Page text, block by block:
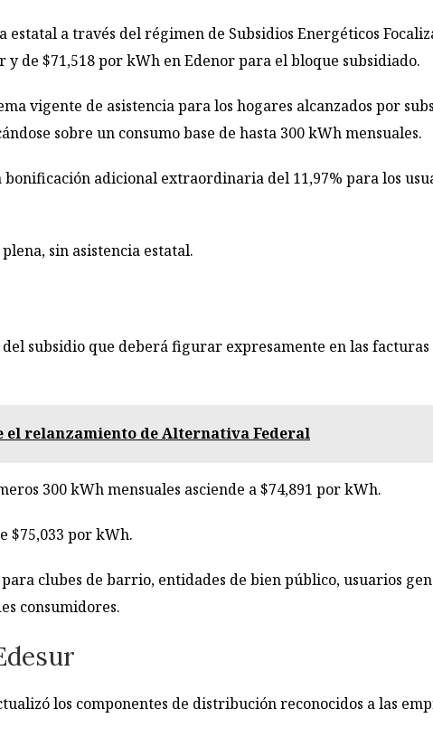
estatal a través del régimen de Subsidios Energéticos
de $71,518 por kWh en Edenor para el bloque subsidiado.
vigente de asistencia para los hogares alcanzados por
sobre un consumo base de hasta 300 kWh mensuales.
adicional extraordinaria del 11,97% para los
sin asistencia estatal.
subsidio que deberá figurar expresamente en las
el relanzamiento de Alternativa Federal
300 kWh mensuales asciende a $74,891 por kWh.
$75,033 por kWh.
clubes de barrio, entidades de bien público, usuarios
consumidores.
los componentes de distribución reconocidos a las